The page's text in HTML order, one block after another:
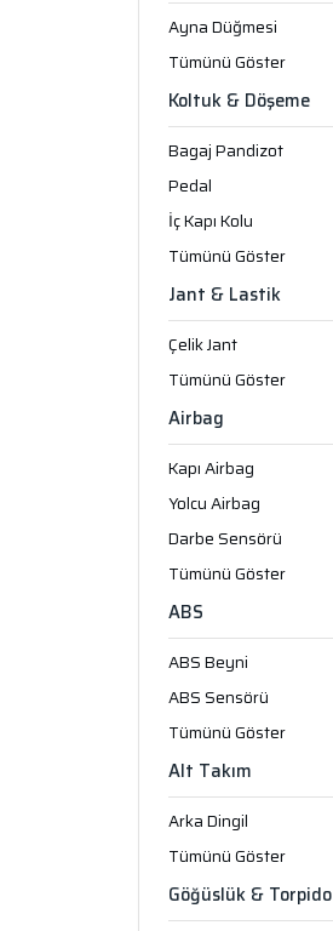
Ayna Düğmesi
Tümünü Göster
Koltuk & Döşeme
Bagaj Pandizot
Pedal
İç Kapı Kolu
Tümünü Göster
Jant & Lastik
Çelik Jant
Tümünü Göster
Airbag
Kapı Airbag
Yolcu Airbag
Darbe Sensörü
Tümünü Göster
ABS
ABS Beyni
ABS Sensörü
Tümünü Göster
Alt Takım
Arka Dingil
Tümünü Göster
Göğüslük & Torpido